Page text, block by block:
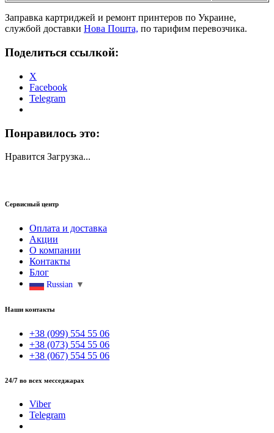
Заправка картриджей и ремонт принтеров по Украине,
службой доставки Нова Пошта, по тарифим перевозчика.
Поделиться ссылкой:
X
Facebook
Telegram
Понравилось это:
Нравится Загрузка...
Сервисный центр
Оплата и доставка
Акции
О компании
Контакты
Блог
Russian ▼
Наши контакты
+38 (099) 554 55 06
+38 (073) 554 55 06
+38 (067) 554 55 06
24/7 во всех месседжарах
Viber
Telegram